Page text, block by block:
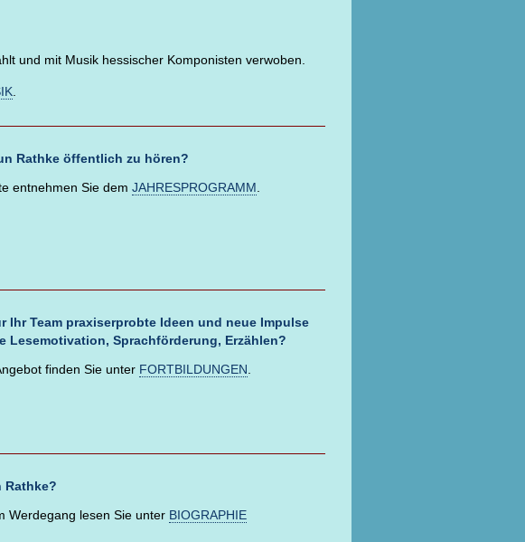
und mit Musik hessischer Komponisten verwoben.
.
Rathke öffentlich zu hören?
entnehmen Sie demJAHRESPROGRAMM
Ihr Team praxiserprobte Ideen und neue Impulse
Lesemotivation, Sprachförderung, Erzählen?
finden Sie unter FORTBILDUNGEN
Rathke?
Werdegang lesen Sie unter BIOGRAPHIE